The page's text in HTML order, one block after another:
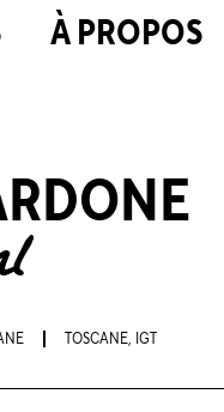
À PROPOS
TOSCANE, IGT